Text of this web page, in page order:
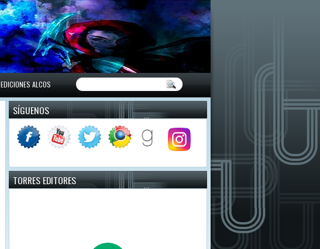
EDICIONES ALCOS
SÍGUENOS
TORRES EDITORES